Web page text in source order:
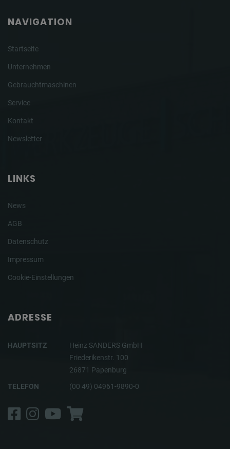
NAVIGATION
Startseite
Unternehmen
Gebrauchtmaschinen
Service
Kontakt
Newsletter
LINKS
News
AGB
Datenschutz
Impressum
Cookie-Einstellungen
ADRESSE
HAUPTSITZ
Heinz SANDERS GmbH
Friederikenstr. 100
26871 Papenburg
TELEFON
(00 49) 04961-9890-0
Facebook
Instagram
YouTube
Shop